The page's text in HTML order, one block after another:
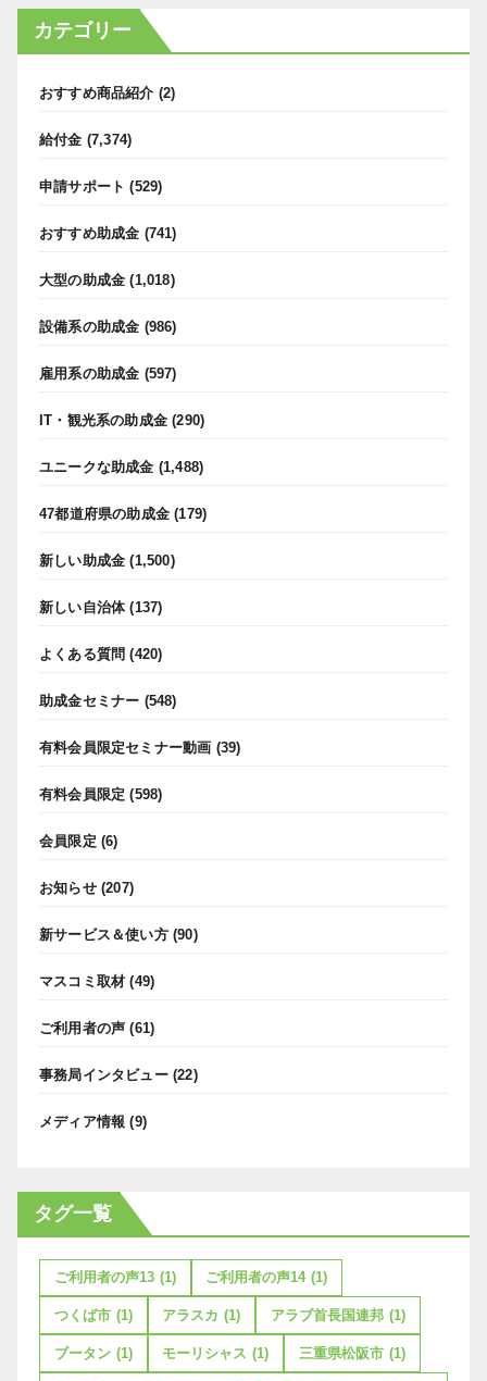
カテゴリー
おすすめ商品紹介 (2)
給付金 (7,374)
申請サポート (529)
おすすめ助成金 (741)
大型の助成金 (1,018)
設備系の助成金 (986)
雇用系の助成金 (597)
IT・観光系の助成金 (290)
ユニークな助成金 (1,488)
47都道府県の助成金 (179)
新しい助成金 (1,500)
新しい自治体(137)
よくある質問 (420)
助成金セミナー (548)
有料会員限定セミナー動画 (39)
有料会員限定 (598)
会員限定 (6)
お知らせ(207)
新サービス＆使い方(90)
マスコミ取材 (49)
ご利用者の声 (61)
事務局インタビュー(22)
メディア情報 (9)
タグ一覧
ご利用者の声13 (1) ご利用者の声14 (1)
つくば市 (1) アラスカ (1) アラブ首長国連邦 (1)
ブータン (1) モーリシャス (1) 三重県松阪市 (1)